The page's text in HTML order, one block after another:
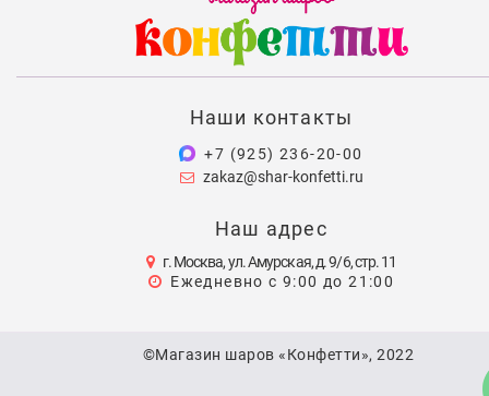
Наши контакты
+7 (925) 236-20-00
zakaz@shar-konfetti.ru
Наш адрес
г. Москва, ул. Амурская, д. 9/6, стр. 11
Ежедневно с 9:00 до 21:00
©Магазин шаров «Конфетти», 2022